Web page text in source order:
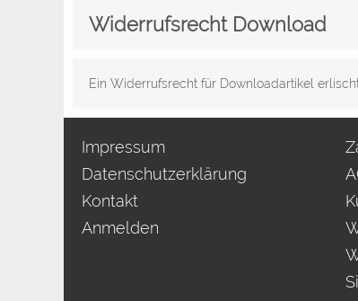
Widerrufsrecht Download
Ein Widerrufsrecht für Downloadartikel
Impressum
Datenschutzerklärung
Kontakt
Anmelden